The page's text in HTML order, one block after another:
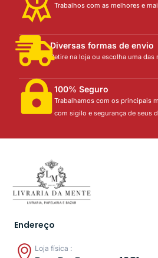
Trabalhos com as melhores e
Diversas formas de envio
Retire na loja ou escolha uma
100% Seguro
Trabalhamos com os principais
com sigilo e segurança de seus
Endereço
Loja física :